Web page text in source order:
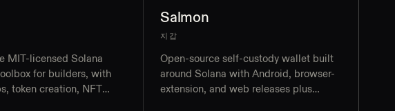
MIT-licensed Solana
for builders, with
token creation, NFT
Salmon
지갑
Open-source self-custody wallet built
around Solana with Android, browser-
extension, and web releases plus